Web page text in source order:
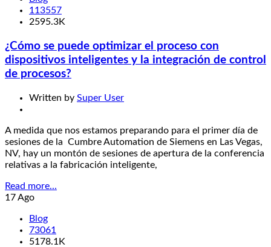
113557
2595.3K
¿Cómo se puede optimizar el proceso con
dispositivos inteligentes y la integración de control
de procesos?
Written by Super User
A medida que nos estamos preparando para el primer día de
sesiones de la Cumbre Automation de Siemens en Las Vegas,
NV, hay un montón de sesiones de apertura de la conferencia
relativas a la fabricación inteligente,
Read more...
17Ago
Blog
73061
5178.1K